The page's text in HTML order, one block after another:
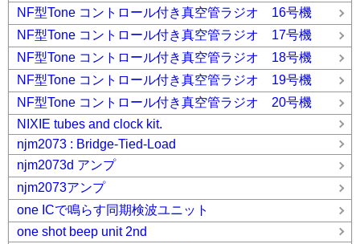
NF型Tone コントロール付き真空管ラジオ 16号機
NF型Tone コントロール付き真空管ラジオ 17号機
NF型Tone コントロール付き真空管ラジオ 18号機
NF型Tone コントロール付き真空管ラジオ 19号機
NF型Tone コントロール付き真空管ラジオ 20号機
NIXIE tubes and clock kit.
njm2073 : Bridge-Tied-Load
njm2073d アンプ
njm2073アンプ
one ICで鳴らす同期検波ユニット
one shot beep unit 2nd